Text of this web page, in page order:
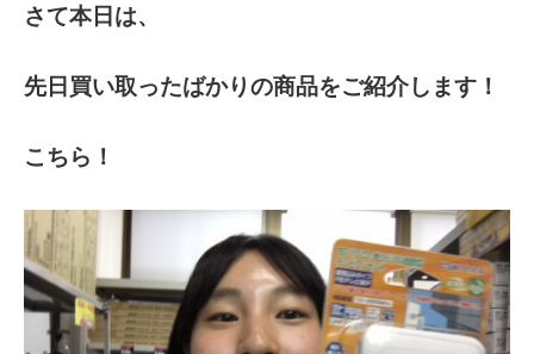
さて本日は、
先日買い取ったばかりの商品をご紹介します！
こちら！